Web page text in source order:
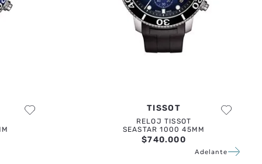
TISSOT
RELOJ TISSOT
SEASTAR 1000 45MM
$740.000